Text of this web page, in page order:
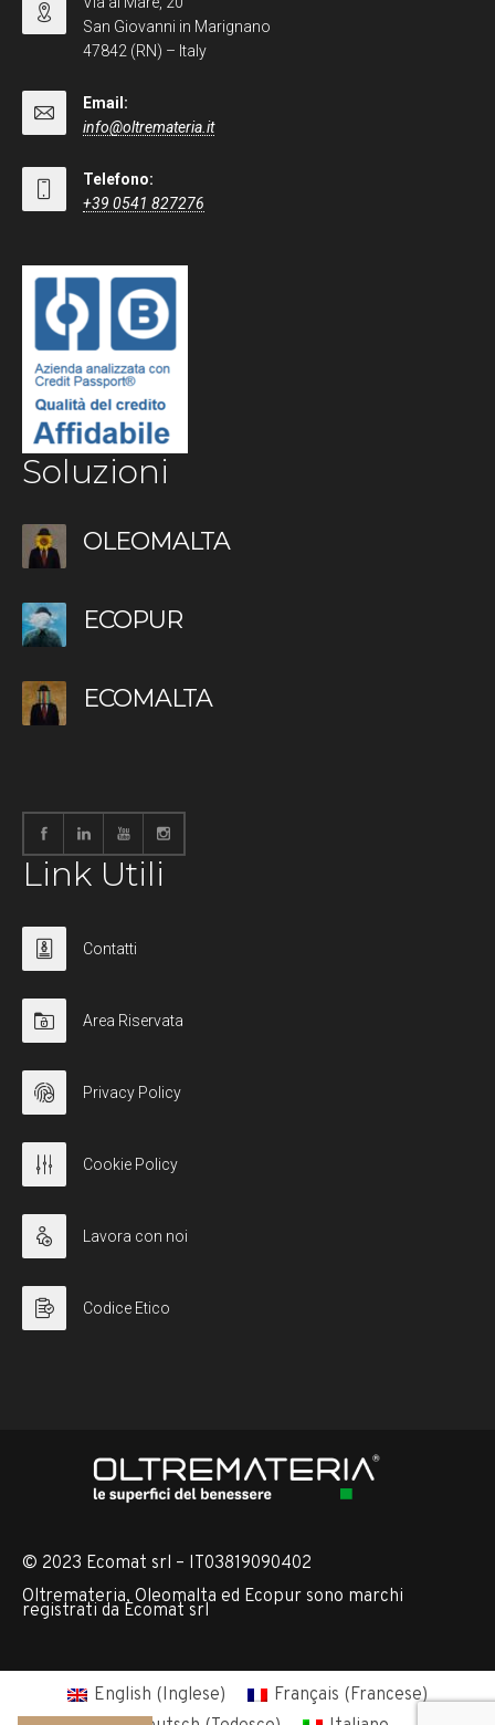
San Giovanni in Marignano
47842 (RN) – Italy
Email:
info@oltremateria.it
Telefono:
+39 0541 827276
Soluzioni
OLEOMALTA
ECOPUR
ECOMALTA
Link Utili
Contatti
Area Riservata
Privacy Policy
Cookie Policy
Lavora con noi
Codice Etico
© 2023 Ecomat srl – IT03819090402
Oltremateria, Oleomalta ed Ecopur sono marchi
registrati da Ecomat srl
English (Inglese) Français (Francese)